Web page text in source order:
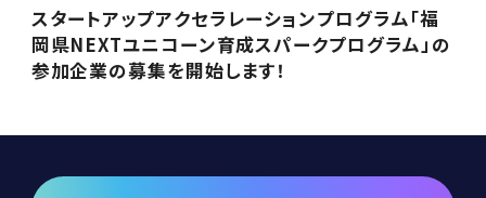
スタートアップアクセラレーションプログラム「福
岡県NEXTユニコーン育成スパークプログラム」の
参加企業の募集を開始します！